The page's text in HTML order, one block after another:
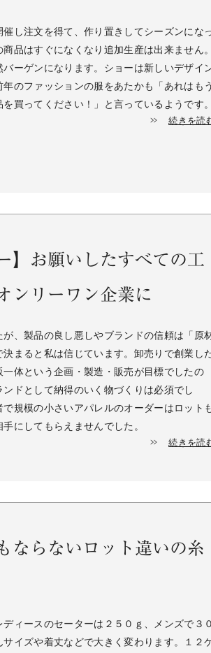
し注文を得て、作り置きしてシーズンにな
品はすぐになくなり追加生産は出来ません。
ーゲンになります。ショーは新しいデザイ
のファッションの服をあたかも「あれはもう
買ってください！」と言っているようです。
続きを読
】お願いしたすべての工
ンリーワン企業に
、製品の良し悪しやブランドの信頼は「原
まると私は信じています。卸売りで創業し
体という企画・製造・販売が目標でしたの
ドとして納得のいく物づくりは必須でし
規模の小さいアパレルのオーダーはロット
にしてもらえませんでした。
続きを読
ならないロット違いの糸
ィースのセーターは２５０ｇ、メンズで３０
サイズや着丈などで大きく変わります。１２